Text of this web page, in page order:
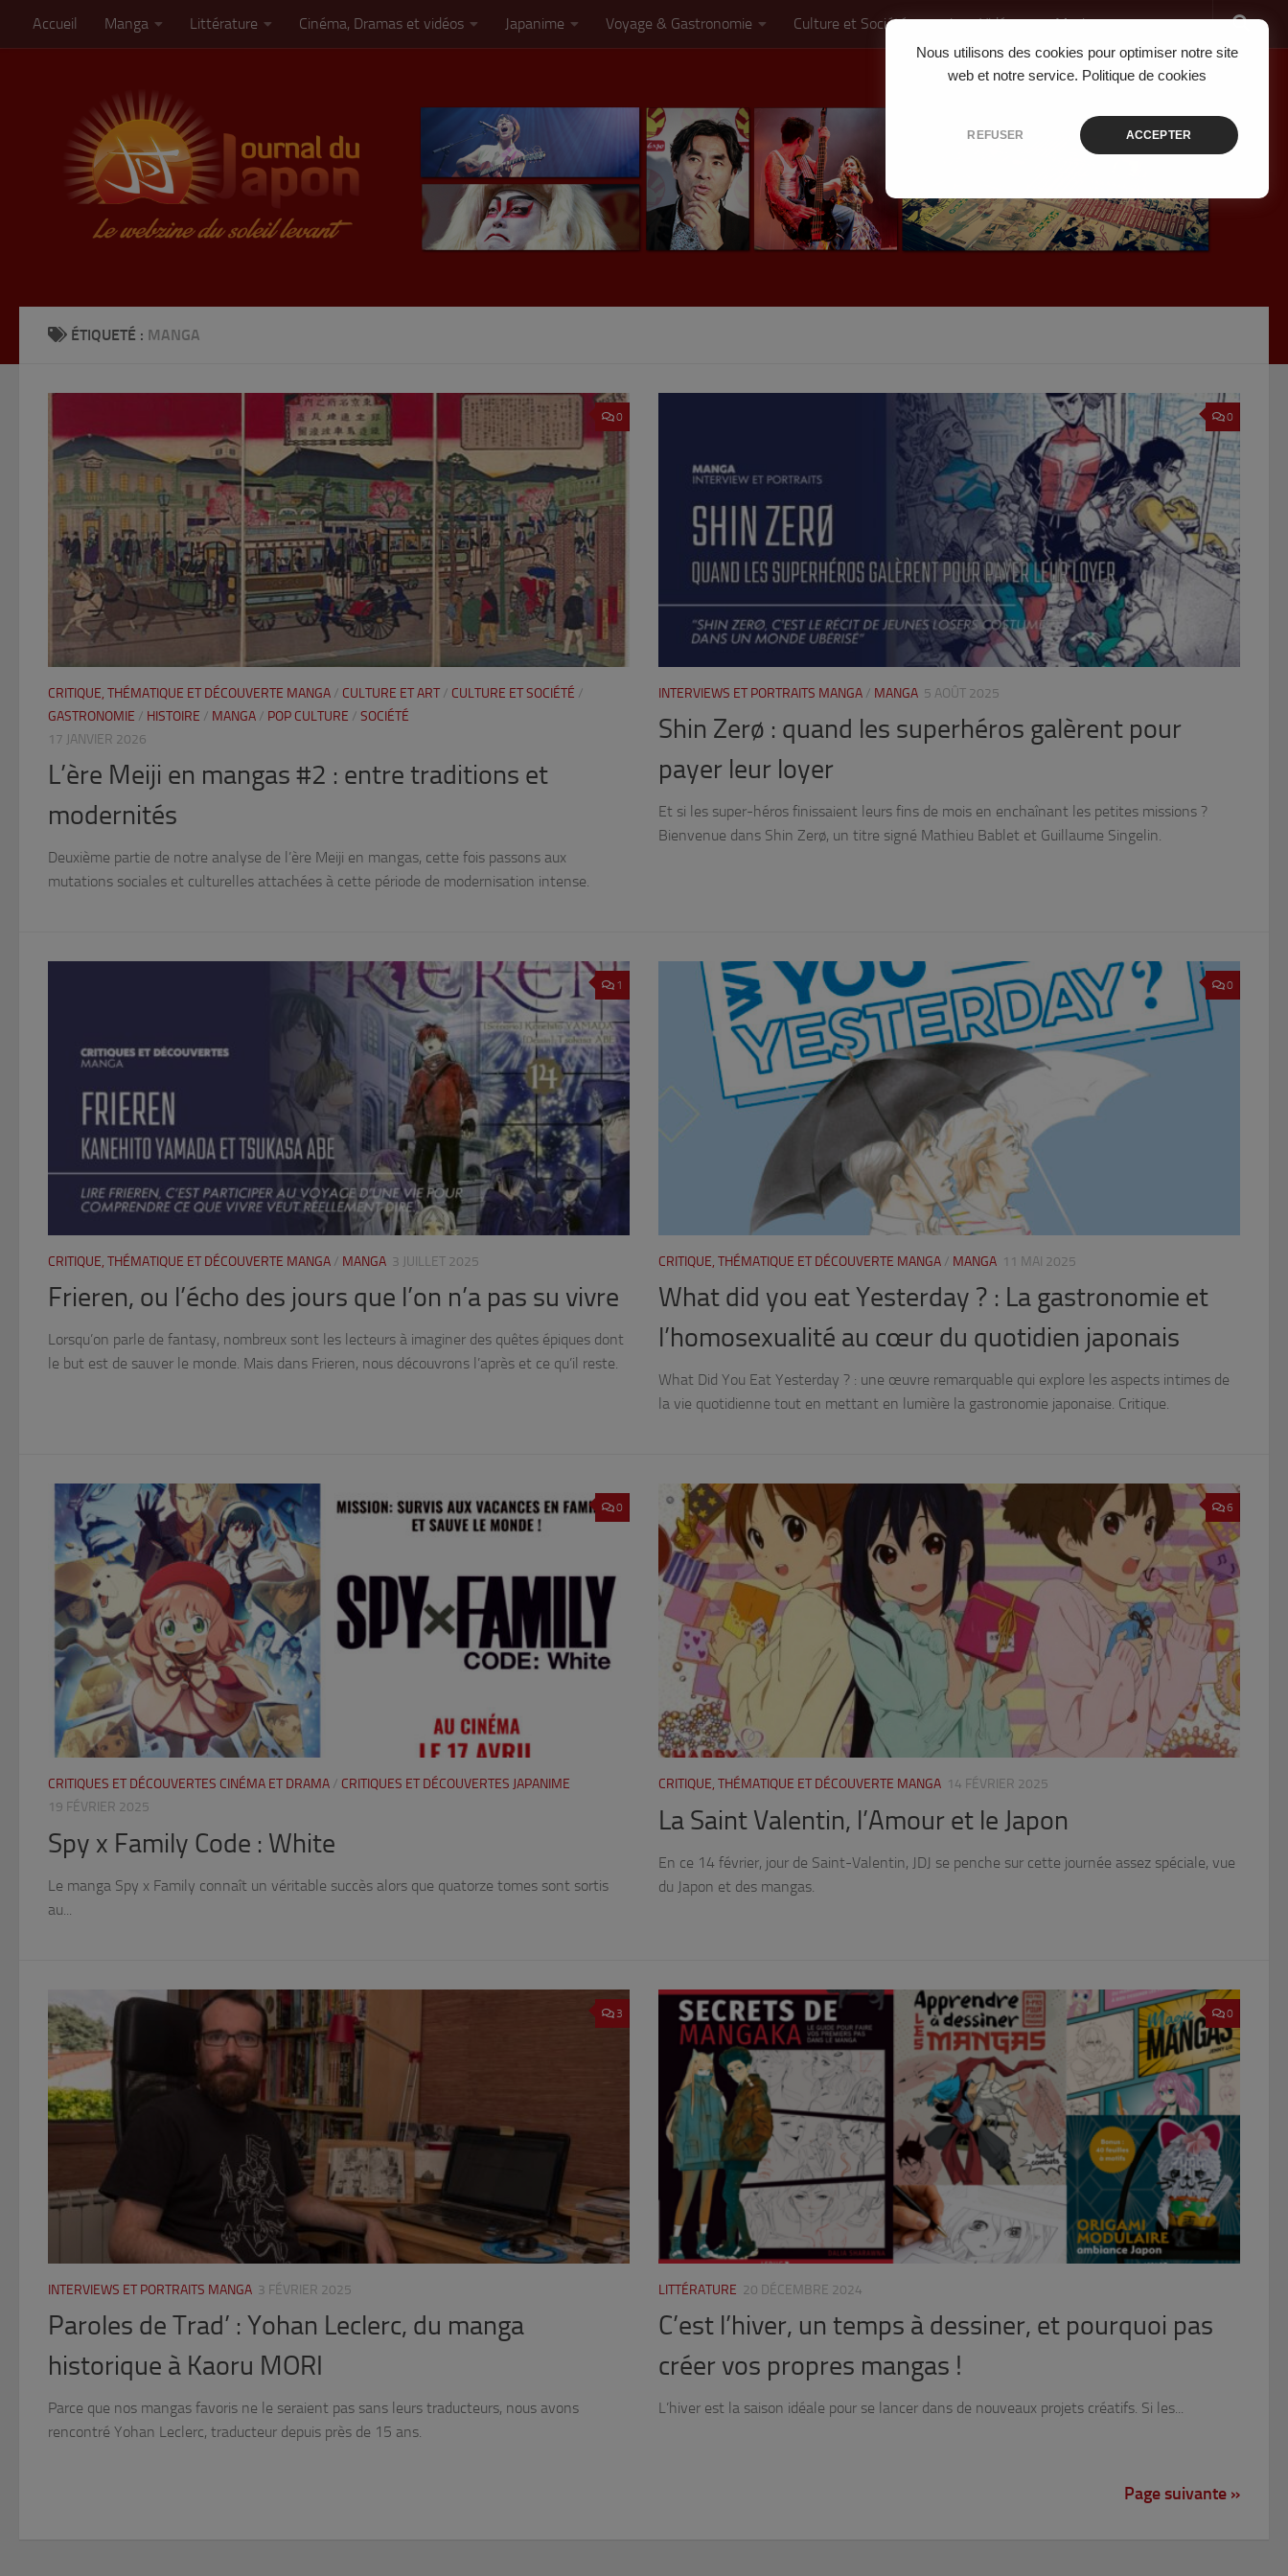
Nous utilisons des cookies pour optimiser notre site
web et notre service. Politique de cookies
REFUSER ACCEPTER
Skip to content
Accueil Manga Littérature Cinéma, Dramas et vidéos Japanime Voyage & Gastronomie Culture et Société Jeux Vidéo Musique
ÉTIQUETÉ : MANGA
0
CRITIQUE, THÉMATIQUE ET DÉCOUVERTE MANGA / CULTURE ET ART / CULTURE ET SOCIÉTÉ /
GASTRONOMIE / HISTOIRE / MANGA / POP CULTURE / SOCIÉTÉ
17 JANVIER 2026
L’ère Meiji en mangas #2 : entre traditions et
modernités
Deuxième partie de notre analyse de l’ère Meiji en mangas, cette fois passons aux
mutations sociales et culturelles attachées à cette période de modernisation intense.
0
INTERVIEWS ET PORTRAITS MANGA / MANGA 5 AOÛT 2025
Shin Zerø : quand les superhéros galèrent pour
payer leur loyer
Et si les super-héros finissaient leurs fins de mois en enchaînant les petites missions ?
Bienvenue dans Shin Zerø, un titre signé Mathieu Bablet et Guillaume Singelin.
1
CRITIQUE, THÉMATIQUE ET DÉCOUVERTE MANGA / MANGA 3 JUILLET 2025
Frieren, ou l’écho des jours que l’on n’a pas su vivre
Lorsqu’on parle de fantasy, nombreux sont les lecteurs à imaginer des quêtes épiques dont
le but est de sauver le monde. Mais dans Frieren, nous découvrons l’après et ce qu’il reste.
0
CRITIQUE, THÉMATIQUE ET DÉCOUVERTE MANGA / MANGA 11 MAI 2025
What did you eat Yesterday ? : La gastronomie et
l’homosexualité au cœur du quotidien japonais
What Did You Eat Yesterday ? : une œuvre remarquable qui explore les aspects intimes de
la vie quotidienne tout en mettant en lumière la gastronomie japonaise. Critique.
0
CRITIQUES ET DÉCOUVERTES CINÉMA ET DRAMA / CRITIQUES ET DÉCOUVERTES JAPANIME
19 FÉVRIER 2025
Spy x Family Code : White
Le manga Spy x Family connaît un véritable succès alors que quatorze tomes sont sortis
au...
6
CRITIQUE, THÉMATIQUE ET DÉCOUVERTE MANGA 14 FÉVRIER 2025
La Saint Valentin, l’Amour et le Japon
En ce 14 février, jour de Saint-Valentin, JDJ se penche sur cette journée assez spéciale, vue
du Japon et des mangas.
3
INTERVIEWS ET PORTRAITS MANGA 3 FÉVRIER 2025
Paroles de Trad’ : Yohan Leclerc, du manga
historique à Kaoru MORI
Parce que nos mangas favoris ne le seraient pas sans leurs traducteurs, nous avons
rencontré Yohan Leclerc, traducteur depuis près de 15 ans.
0
LITTÉRATURE 20 DÉCEMBRE 2024
C’est l’hiver, un temps à dessiner, et pourquoi pas
créer vos propres mangas !
L’hiver est la saison idéale pour se lancer dans de nouveaux projets créatifs. Si les...
Page suivante »